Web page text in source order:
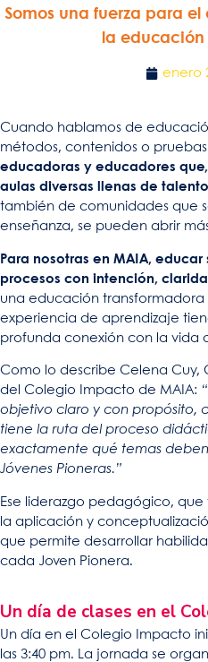
Somos una fuerza para
la
enero
Cuando hablamos de
métodos, contenidos o
educadoras y educadores
aulas diversas llenas de
también de comunidades que
enseñanza, se pueden abrir
Para nosotras en MAIA,
procesos con intención,
una educación
experiencia de aprendizaje
profunda conexión con la vida
Como lo describe Celena Cuy,
del Colegio Impacto de MAIA:
objetivo claro y con propósito,
tiene la ruta del proceso
exactamente qué temas
Jóvenes Pioneras.”
Ese liderazgo pedagógico,
la aplicación y
que permite desarrollar
cada Joven Pionera.
Un día de clases en el
Un día en el Colegio Impacto
las 3:40 pm. La jornada se